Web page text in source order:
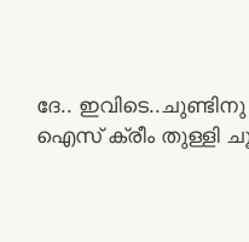
ദേ.. ഇവിടെ..ചുണ്ടിനു
ഐസ് ക്രീം തുള്ളി